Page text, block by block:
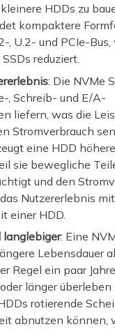
HDDs zu
kompaktere
, U.2- und PCIe-Bus,
reduziert.
: Die NVMe
, Schreib- und E/A-
liefern, was die
Stromverbrauch
eine HDD höhere
sie bewegliche
und den
Nutzererlebnis
einer HDD.
langlebiger: Eine
Lebensdauer
Regel ein paar
länger
rotierende
abnutzen können,